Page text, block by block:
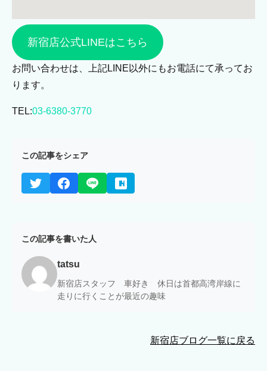
新宿店公式LINEはこちら
お問い合わせは、上記LINE以外にもお電話にて承ってお
ります。
TEL:03-6380-3770
この記事をシェア
この記事を書いた人
tatsu
新宿店スタッフ 車好き 休日は首都高湾岸線に
走りに行くことが最近の趣味
新宿店ブログ一覧に戻る